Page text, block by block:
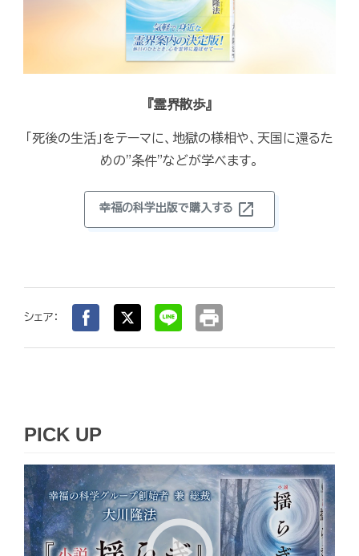
『霊界散歩』
「死後の生活」をテーマに、地獄の様相や、天国に還るた
めの"条件"などが学べます。
幸福の科学出版で購入する open_in_new
シェア： print
PICK UP